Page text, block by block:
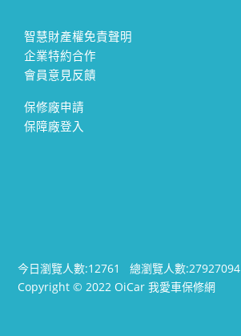
智慧財產權免責聲明
企業特約合作
會員意見反饋
保修廠申請
保障廠登入
今日瀏覽人數:12761總瀏覽人數:27927094
Copyright © 2022 OiCar 我愛車保修網